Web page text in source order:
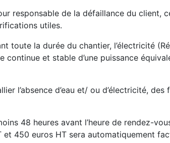
responsable de la défaillance du client,
utiles.
toute la durée du chantier, l’électricité
et stable d’une puissance
l’absence d’eau et/ ou d’électricité,
48 heures avant l’heure de rendez-
450 euros HT sera automatiquement